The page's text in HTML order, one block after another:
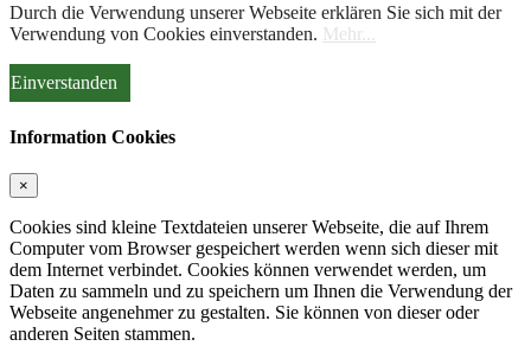
Durch die Verwendung unserer Webseite erklären Sie sich mit der
Verwendung von Cookies einverstanden. Mehr...
Einverstanden
Information Cookies
×
Cookies sind kleine Textdateien unserer Webseite, die auf Ihrem
Computer vom Browser gespeichert werden wenn sich dieser mit
dem Internet verbindet. Cookies können verwendet werden, um
Daten zu sammeln und zu speichern um Ihnen die Verwendung der
Webseite angenehmer zu gestalten. Sie können von dieser oder
anderen Seiten stammen.